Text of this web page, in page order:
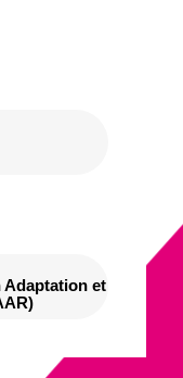
Adaptation et